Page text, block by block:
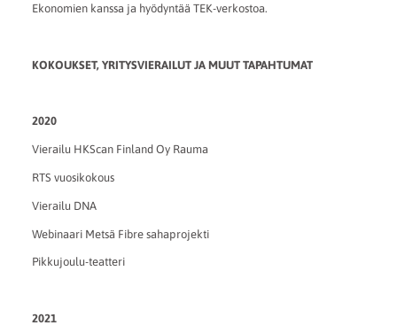
Ekonomien kanssa ja hyödyntää TEK-verkostoa.
KOKOUKSET, YRITYSVIERAILUT JA MUUT TAPAHTUMAT
2020
Vierailu HKScan Finland Oy Rauma
RTS vuosikokous
Vierailu DNA
Webinaari Metsä Fibre sahaprojekti
Pikkujoulu-teatteri
2021